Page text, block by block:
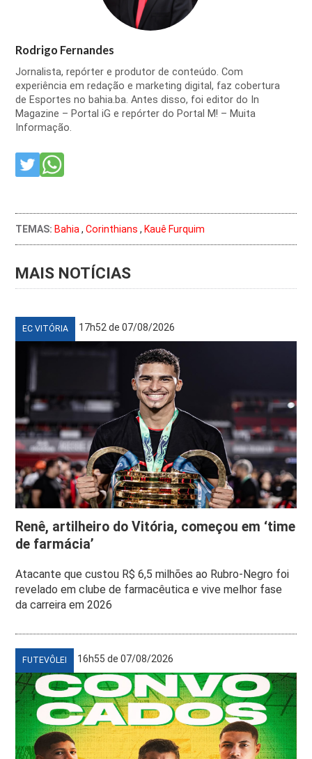
Rodrigo Fernandes
Jornalista, repórter e produtor de conteúdo. Com
experiência em redação e marketing digital, faz cobertura
de Esportes no bahia.ba. Antes disso, foi editor do In
Magazine – Portal iG e repórter do Portal M! – Muita
Informação.
TEMAS: Bahia,Corinthians , Kauê Furquim
MAIS NOTÍCIAS
EC VITÓRIA 17h52 de 07/08/2026
Renê, artilheiro do Vitória, começou em ‘time
de farmácia’
Atacante que custou R$ 6,5 milhões ao Rubro-Negro foi
revelado em clube de farmacêutica e vive melhor fase
da carreira em 2026
FUTEVÔLEI 16h55 de 07/08/2026